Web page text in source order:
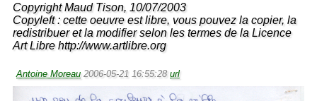
Copyright Maud Tison, 10/07/2003
Copyleft : cette oeuvre est libre, vous pouvez la copier, la
redistribuer et la modifier selon les termes de la Licence
Art Libre http://www.artlibre.org
Antoine Moreau 2006-05-21 16:55:28 url